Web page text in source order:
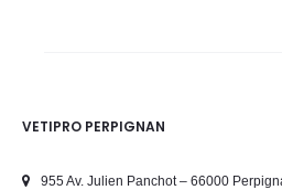
VETIPRO PERPIGNAN
955 Av. Julien Panchot – 66000